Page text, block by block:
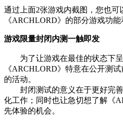
通过上面2张游戏内截图，您也可
《ARCHLORD》的部分游戏功
游戏限量封闭内测一触即发
为了让游戏在最佳的状态下呈
《ARCHLORD》特意在公开测
的活动。
封闭测试的意义在于更好完善
化工作；同时也让急切想了解《
先体验的机会。